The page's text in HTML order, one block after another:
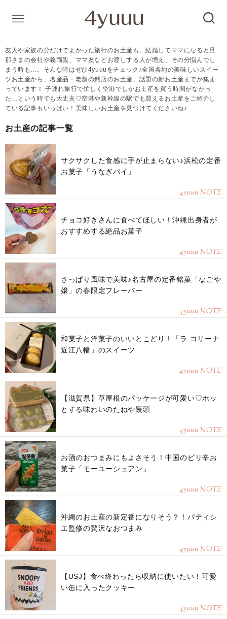
友人や家族の分だけでよかった旅行のお土産も、結婚してママになると旦
那さまの会社や義両親、ママ友などお渡しする人が増え、その分悩んでし
まう時も…。そんな時はぜひ4yuuuをチェック♪全国各地の美味しいスイー
ツお土産から、名産品・老舗の銘店のお土産、話題の新お土産までが集ま
っています！ 子連れ旅行で忙しく空港でしかお土産を買う時間がなかっ
た…という時でも大丈夫♡空港や新幹線の駅でも買えるお土産をご紹介し
ている記事もいっぱい！美味しいお土産を見つけてくださいね♪
お土産の記事一覧
サクサクした食感に手が止まらない♪浜松の定番
お菓子「うなぎパイ」
4yuuu NOTE
チョコ好きさんに食べてほしい！沖縄出身者が
おすすめする絶品お菓子
4yuuu NOTE
さっぱり風味で美味♪名古屋の定番銘菓「なごや
嬢」の春限定フレーバー
4yuuu NOTE
和菓子と洋菓子のいいとこどり！「ラ コリーナ
近江八幡」のスイーツ
4yuuu NOTE
【滋賀県】草屋根のパッケージが可愛い♡ホッ
とする味わいのたねや饅頭
4yuuu NOTE
お酒のおつまみにもよさそう！中国のピリ辛お
菓子「モーユーシュアン」
4yuuu NOTE
沖縄のお土産の新定番になりそう？！パティシ
エ監修の贅沢なおつまみ
4yuuu NOTE
【USJ】食べ終わったら収納に使いたい！可愛
い缶に入ったクッキー
4yuuu NOTE